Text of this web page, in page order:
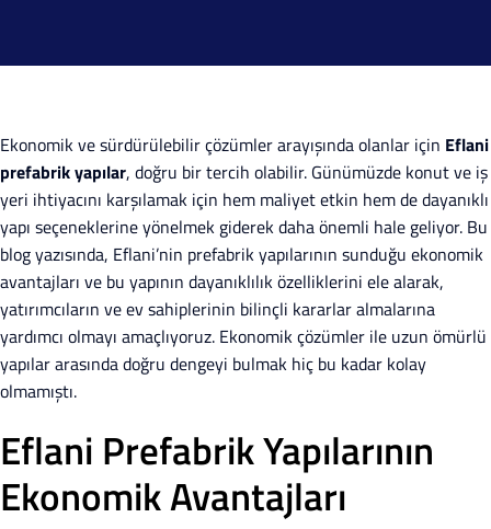
Ekonomik ve sürdürülebilir çözümler arayışında olanlar için Eflani
prefabrik yapılar, doğru bir tercih olabilir. Günümüzde konut ve iş
yeri ihtiyacını karşılamak için hem maliyet etkin hem de dayanıklı
yapı seçeneklerine yönelmek giderek daha önemli hale geliyor. Bu
blog yazısında, Eflani’nin prefabrik yapılarının sunduğu ekonomik
avantajları ve bu yapının dayanıklılık özelliklerini ele alarak,
yatırımcıların ve ev sahiplerinin bilinçli kararlar almalarına
yardımcı olmayı amaçlıyoruz. Ekonomik çözümler ile uzun ömürlü
yapılar arasında doğru dengeyi bulmak hiç bu kadar kolay
olmamıştı.
Eflani Prefabrik Yapılarının
Ekonomik Avantajları